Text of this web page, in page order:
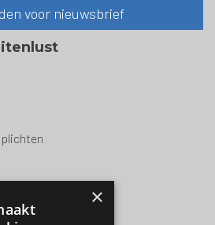
voor nieuwsbrief
plichten
×